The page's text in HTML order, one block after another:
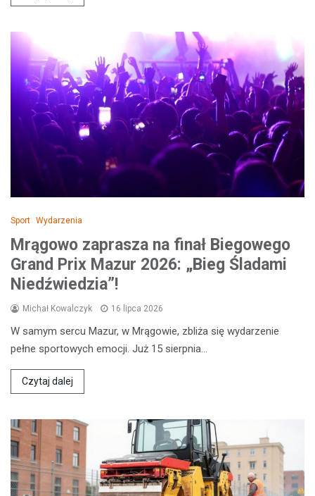
Sport Wydarzenia
Mrągowo zaprasza na finał Biegowego
Grand Prix Mazur 2026: „Bieg Śladami
Niedźwiedzia”!
Michał Kowalczyk 16 lipca 2026
W samym sercu Mazur, w Mrągowie, zbliża się wydarzenie
pełne sportowych emocji. Już 15 sierpnia…
Czytaj dalej